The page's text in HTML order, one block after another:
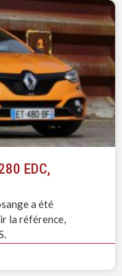
EDC,
a été
la référence,